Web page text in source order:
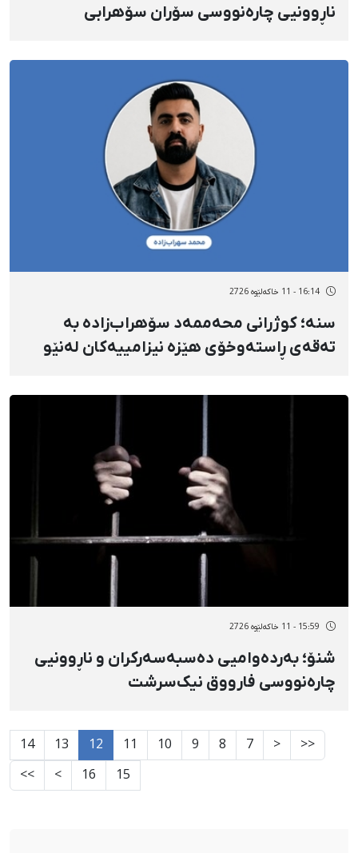
ناڕوونیی چارەنووسی سۆران سۆهرابی
16:14 - 11 خاکەلێوه 2726
سنە؛ کوژرانی محەممەد سۆهراب‌زادە بە
تەقەی ڕاستەوخۆی هێزە نیزامییەکان لەنێو
15:59 - 11 خاکەلێوه 2726
شنۆ؛ بەردەوامیی دەسبەسەرکران و ناڕوونیی
چارەنووسی فارووق نیک‌سرشت
<<
<
7
8
9
10
11
12
13
14
15
16
>
>>